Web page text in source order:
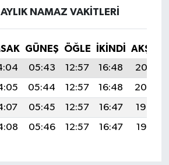
NAMAZ VAKITLERI
GÜNEŞ ÖĞLE İKINDI
AKŞAM
05:43 12:57 16:48
20:02
05:44 12:57 16:48
20:00
05:45 12:57 16:47
19:59
05:46 12:57 16:47 19:58